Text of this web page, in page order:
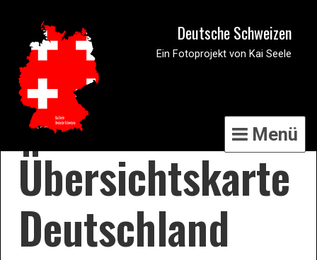
Deutsche Schweizen
Ein Fotoprojekt von Kai Seele
Menü
Übersichtskarte
Deutschland